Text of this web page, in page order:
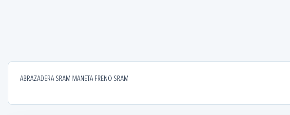
ABRAZADERA SRAM MANETA FRENO SRAM